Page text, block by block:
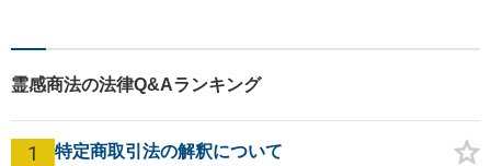
可】不安や問題について法的
て、より良い解決に導くお手
伝いをいたします。
霊感商法の法律Q&Aランキング
1 特定商取引法の解釈について